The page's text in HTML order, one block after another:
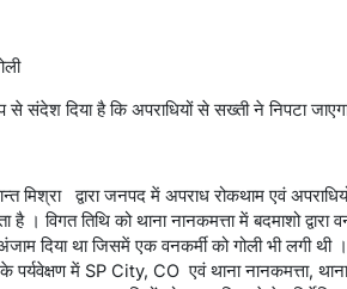
संदेश दिया है कि अपराधियों से सख्ती ने निपटा
द्वारा जनपद में अपराध रोकथाम एवं
है । विगत तिथि को थाना नानकमत्ता में बदमाशो द्वारा
दिया था जिसमें एक वनकर्मी को गोली भी लगी थी ।
पर्यवेक्षण में SP City, CO एवं थाना नानकमत्ता, थाना